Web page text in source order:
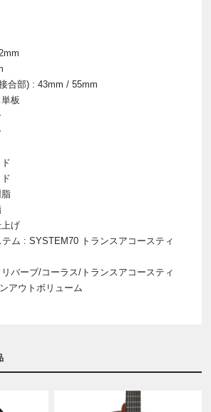
合部) : 43mm / 55mm
板
げ
ム : SYSTEM70 トランスアコースティ
バーブ/コーラス/トランスアコースティ
アウトボリューム